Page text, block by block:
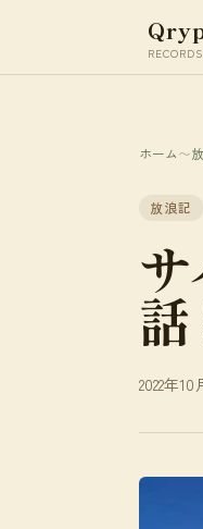
ホーム〜
放浪記
2022年10